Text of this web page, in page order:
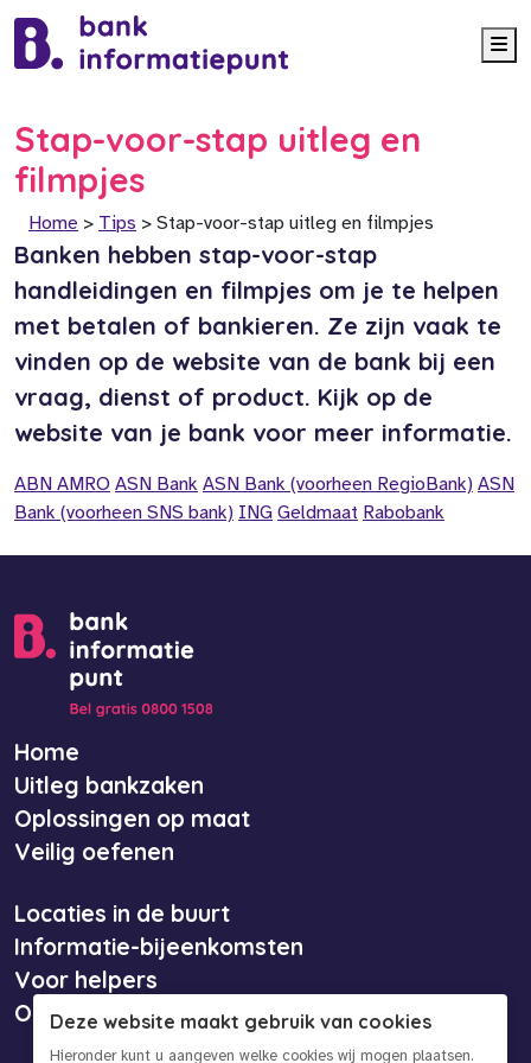
Stap-voor-stap uitleg en
filmpjes
Home > Tips > Stap-voor-stap uitleg en filmpjes
Banken hebben stap-voor-stap
handleidingen en filmpjes om je te helpen
met betalen of bankieren. Ze zijn vaak te
vinden op de website van de bank bij een
vraag, dienst of product. Kijk op de
website van je bank voor meer informatie.
ABN AMRO ASN Bank ASN Bank (voorheen RegioBank) ASN
Bank (voorheen SNS bank) ING Geldmaat Rabobank
Home
Uitleg bankzaken
Oplossingen op maat
Veilig oefenen
Locaties in de buurt
Informatie-bijeenkomsten
Voor helpers
Over ons
Deze website maakt gebruik van cookies
Hieronder kunt u aangeven welke cookies wij mogen plaatsen.